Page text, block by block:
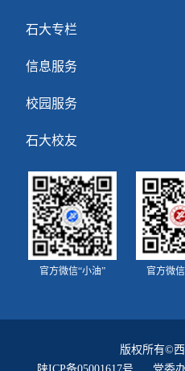
石大专栏
信息服务
校园服务
石大校友
官方微信“小油” 官方微
版权所有©